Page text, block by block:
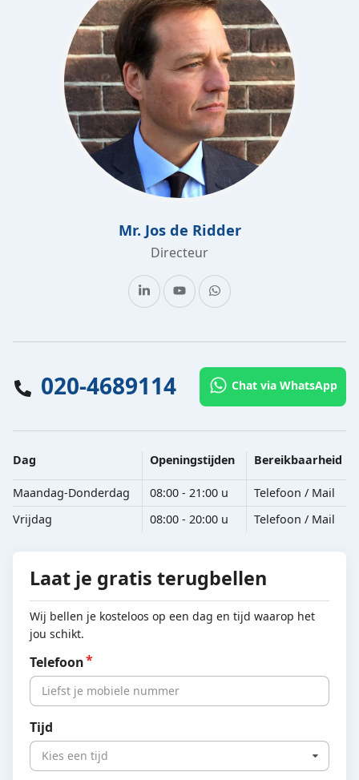
Mr. Jos de Ridder
Directeur
020-4689114 Chat via WhatsApp
Dag Openingstijden Bereikbaarheid
Maandag-Donderdag 08:00 - 21:00 u
Telefoon / Mail
Vrijdag
08:00 - 20:00 u Telefoon / Mail
Laat je gratis terugbellen
Wij bellen je kosteloos op een dag en tijd waarop het
jou schikt.
Telefoon
Tijd
Kies een tijd